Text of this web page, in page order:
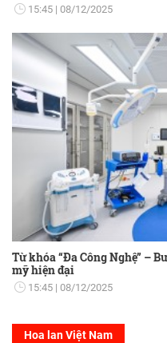
15:45 08/12/2025
Từ khóa “Đa Công Nghệ” –
mỹ hiện đại
15:45 08/12/2025
Hoa lan Việt Nam